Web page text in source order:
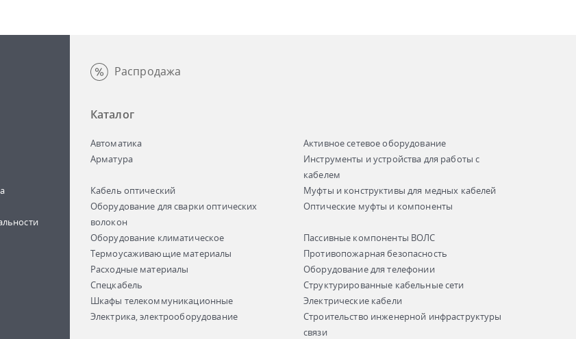
Распродажа
Каталог
Автоматика
Активное сетевое оборудование
Арматура
Инструменты и устройства для работы с
кабелем
Кабель оптический
Муфты и конструктивы для медных кабелей
Оборудование для сварки оптических
волокон
Оптические муфты и компоненты
Оборудование климатическое
Пассивные компоненты ВОЛС
Термоусаживающие материалы
Противопожарная безопасность
Расходные материалы
Оборудование для телефонии
Спецкабель
Структурированные кабельные сети
Шкафы телекоммуникационные
Электрические кабели
Электрика, электрооборудование
Строительство инженерной инфраструктуры
связи